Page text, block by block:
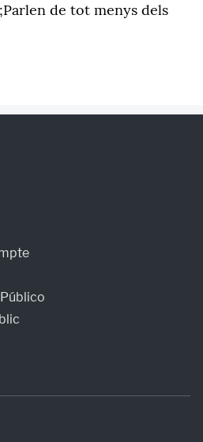
de tot menys dels